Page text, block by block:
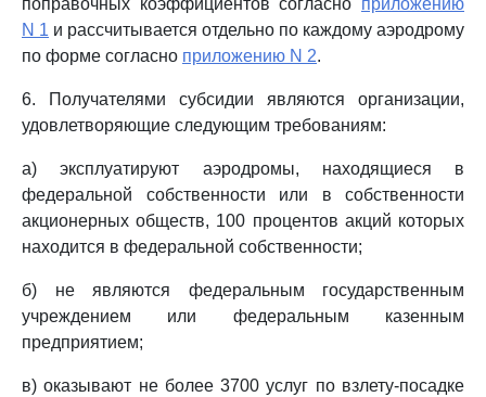
поправочных коэффициентов согласно приложению
N 1 и рассчитывается отдельно по каждому аэродрому
по форме согласно приложению N 2.
6. Получателями субсидии являются организации,
удовлетворяющие следующим требованиям:
а) эксплуатируют аэродромы, находящиеся в
федеральной собственности или в собственности
акционерных обществ, 100 процентов акций которых
находится в федеральной собственности;
б) не являются федеральным государственным
учреждением или федеральным казенным
предприятием;
в) оказывают не более 3700 услуг по взлету-посадке